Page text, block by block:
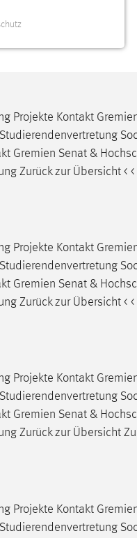
Projekte Kontakt
Gremien Senat &
Zurück zur Übersicht < <
Projekte Kontakt
Gremien Senat &
Zurück zur Übersicht < <
Projekte Kontakt
Gremien Senat &
Zurück zur Übersicht
Projekte Kontakt
die